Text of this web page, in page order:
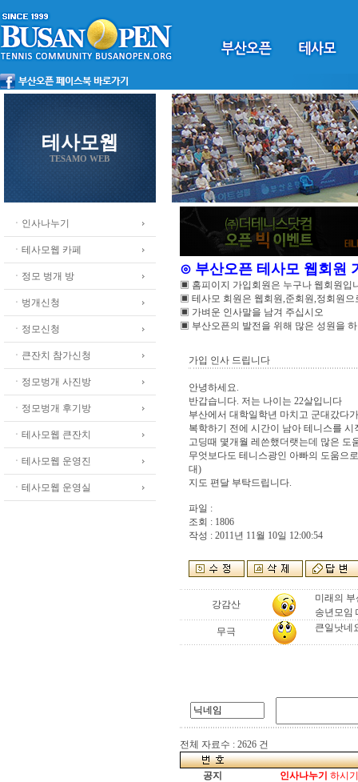
테사모웹
TESAMO WEB
ㆍ인사나누기
ㆍ테사모웹 카페
ㆍ정모 벙개 방
ㆍ벙개신청
ㆍ정모신청
ㆍ큰잔치 참가신청
ㆍ정모벙개 사진방
ㆍ정모벙개 후기방
ㆍ테사모웹 큰잔치
ㆍ테사모웹 운영진
ㆍ테사모웹 운영실
⊙ 부산오픈 테사모 웹회원
▣ 홈피이지 가입회원은 누구나 웹회원입
▣ 테사모 회원은 웹회원,준회원,정회원으
▣ 가벼운 인사말을 남겨 주십시오
▣ 부산오픈의 발전을 위해 많은 성원을
가입 인사 드립니다
안녕하세요.
반갑습니다. 저는 나이는 22살입니다
부산에서 대학일학년 마치고 군대갔다
복학하기 전에 시간이 남아 테니스를
고딩때 몇개월 레쓴했더랫는데 많은 도
무엇보다도 테니스광인 아빠의 도움으
대)
지도 편달 부탁드립니다.
파일 :
조회 : 1806
작성 : 2011년 11월 10일 12:00:54
강감산
미래의
송년모임
무극
큰일낫네
전체 자료수 : 2626 건
공지 인사나누기 하시